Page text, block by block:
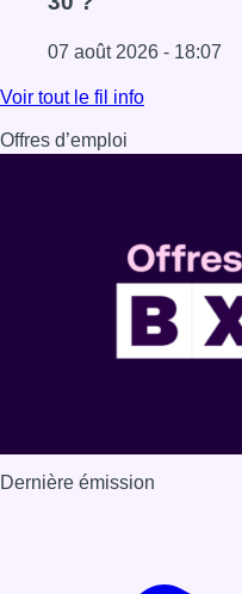
07 août 2026 - 18:07
Lire l'article Les
Voir tout le fil info
Offres d’emploi
Dernière émission